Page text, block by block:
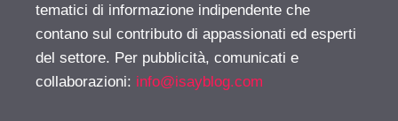
tematici di informazione indipendente che
contano sul contributo di appassionati ed esperti
del settore. Per pubblicità, comunicati e
collaborazioni: info@isayblog.com